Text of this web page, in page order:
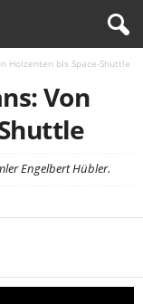
Holzenten bis Space-Shuttle
Von
Engelbert Hübler.